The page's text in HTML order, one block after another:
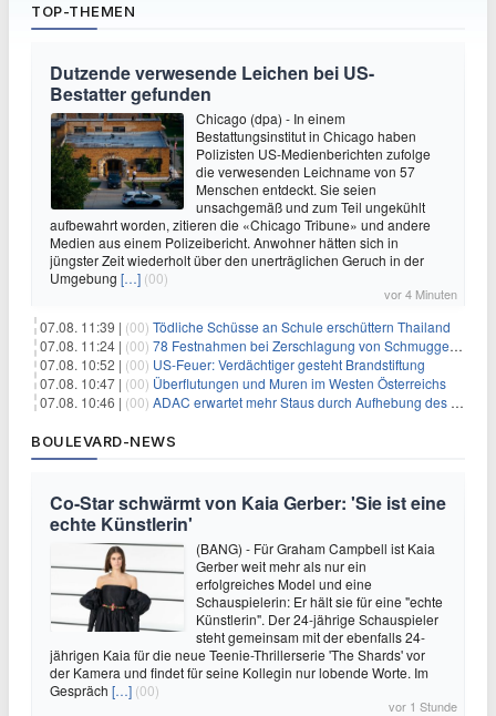
TOP-THEMEN
Dutzende verwesende Leichen bei US-
Bestatter gefunden
Chicago (dpa) - In einem
Bestattungsinstitut in Chicago haben
Polizisten US-Medienberichten zufolge
die verwesenden Leichname von 57
Menschen entdeckt. Sie seien
unsachgemäß und zum Teil ungekühlt
aufbewahrt worden, zitieren die «Chicago Tribune» und andere
Medien aus einem Polizeibericht. Anwohner hätten sich in
jüngster Zeit wiederholt über den unerträglichen Geruch in der
Umgebung […] (00)
vor 4 Minuten
07.08. 11:39 | (00) Tödliche Schüsse an Schule erschüttern Thailand
07.08. 11:24 | (00) 78 Festnahmen bei Zerschlagung von Schmuggelnetzwerk in Spanien
07.08. 10:52 | (00) US-Feuer: Verdächtiger gesteht Brandstiftung
07.08. 10:47 | (00) Überflutungen und Muren im Westen Österreichs
07.08. 10:46 | (00) ADAC erwartet mehr Staus durch Aufhebung des Lkw-Fahrverbots
BOULEVARD-NEWS
Co-Star schwärmt von Kaia Gerber: 'Sie ist eine
echte Künstlerin'
(BANG) - Für Graham Campbell ist Kaia
Gerber weit mehr als nur ein
erfolgreiches Model und eine
Schauspielerin: Er hält sie für eine "echte
Künstlerin". Der 24-jährige Schauspieler
steht gemeinsam mit der ebenfalls 24-
jährigen Kaia für die neue Teenie-Thrillerserie 'The Shards' vor
der Kamera und findet für seine Kollegin nur lobende Worte. Im
Gespräch […] (00)
vor 1 Stunde